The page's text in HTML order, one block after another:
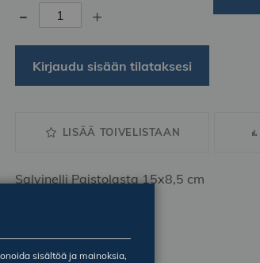
- +
Kirjaudu sisään tilataksesi
LISÄÄ TOIVELISTAAN
Salvinelli Paistolasta 15x8,5 cm
sisältöä ja mainoksia,